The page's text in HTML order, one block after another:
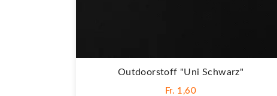
Outdoorstoff "Uni Schwarz"
Fr. 1,60